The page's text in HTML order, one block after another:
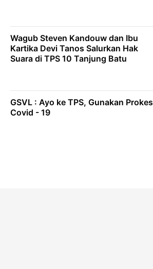
Wagub Steven Kandouw dan Ibu
Kartika Devi Tanos Salurkan Hak
Suara di TPS 10 Tanjung Batu
GSVL : Ayo ke TPS, Gunakan Prokes
Covid - 19